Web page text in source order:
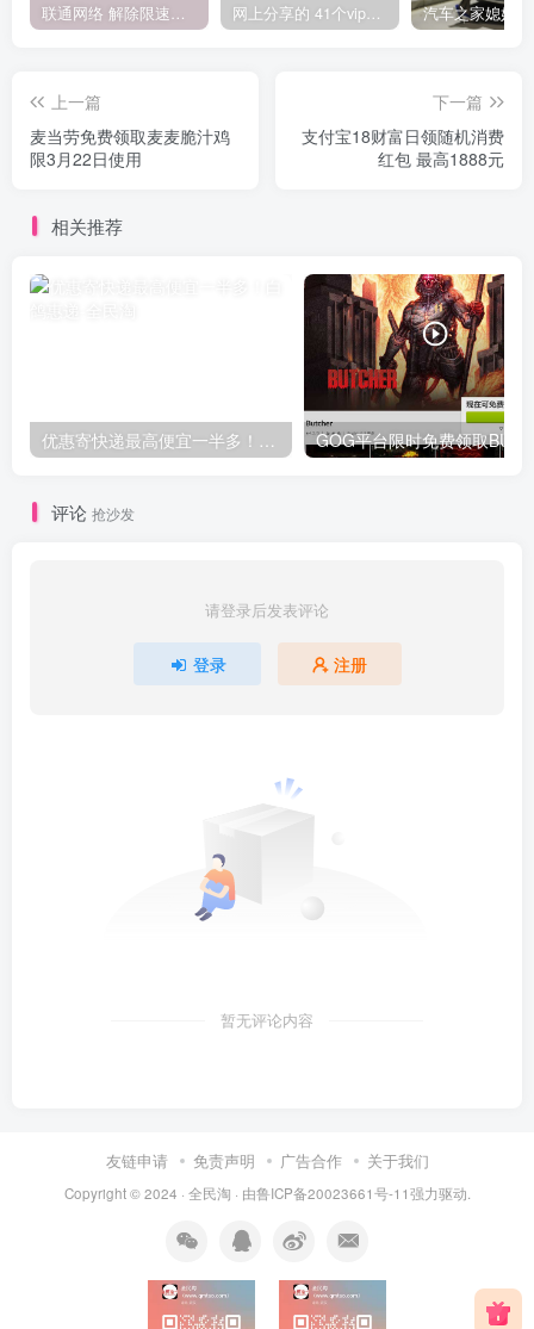
联通网络 解除限速方法参考！畅享、畅玩、老白干等及其它地区自测了 网上分享的 41个vip解析接口 有需要的拿去~ 免费看全网VIP会员视频
上一篇
麦当劳免费领取麦麦脆汁鸡
限3月22日使用
下一篇
支付宝18财富日领随机消费
红包 最高1888元
相关推荐
评论 抢沙发
请登录后发表评论
登录 注册
暂无评论内容
友链申请 免责声明 广告合作 关于我们
Copyright © 2024 · 全民淘 · 由鲁ICP备20023661号-11强力驱动.